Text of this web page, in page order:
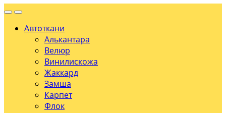
Автоткани
Алькантара
Велюр
Винилискожа
Жаккард
Замша
Карпет
Флок